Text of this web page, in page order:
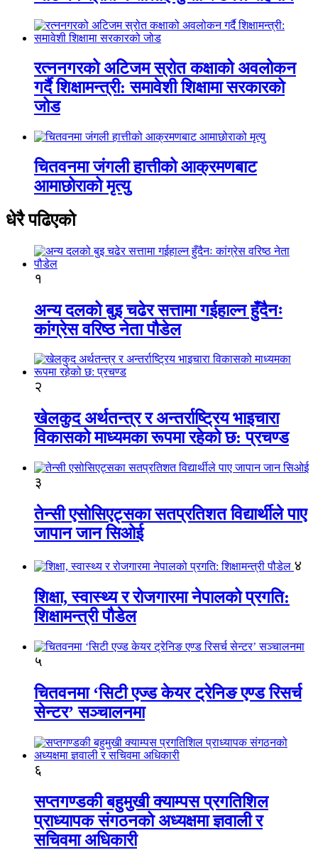
रत्ननगरको अटिजम स्रोत कक्षाको अवलोकन
गर्दै शिक्षामन्त्री: समावेशी शिक्षामा सरकारको
जोड
चितवनमा जंगली हात्तीको आक्रमणबाट
आमाछोराको मृत्यु
धेरै पढिएको
१
अन्य दलको बुइ चढेर सत्तामा गईहाल्न हुँदैनः
कांग्रेस वरिष्ठ नेता पौडेल
२
खेलकुद अर्थतन्त्र र अन्तर्राष्ट्रिय भाइचारा
विकासको माध्यमका रूपमा रहेको छ: प्रचण्ड
३
तेन्सी एसोसिएट्सका सतप्रतिशत विद्यार्थीले पाए
जापान जान सिओई
४
शिक्षा, स्वास्थ्य र रोजगारमा नेपालको प्रगति:
शिक्षामन्त्री पौडेल
५
चितवनमा ‘सिटी एज्ड केयर ट्रेनिङ एण्ड रिसर्च
सेन्टर’ सञ्चालनमा
६
सप्तगण्डकी बहुमुखी क्याम्पस प्रगतिशिल
प्राध्यापक संगठनको अध्यक्षमा ज्ञवाली र
सचिवमा अधिकारी